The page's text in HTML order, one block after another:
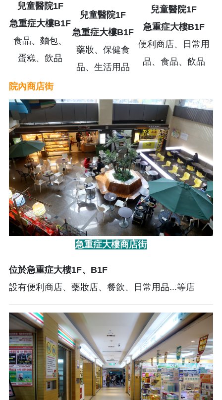
兒童醫院1F
急重症大樓B1F
食品、麵包、
蛋糕、飲品
兒童醫院1F
急重症大樓B1F
藥妝、保健食
品、生活用品
兒童醫院1F
急重症大樓B1F
便利商店、日常用
品、食品、飲品
院內商店街
急重症大樓商店街
位於急重症大樓1F、B1F
設有便利商店、藥妝店、餐飲、日常用品...等店